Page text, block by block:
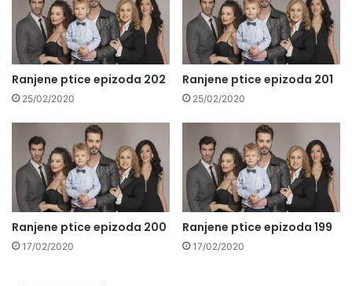
Ranjene ptice epizoda 202
25/02/2020
Ranjene ptice epizoda 201
25/02/2020
Ranjene ptice epizoda 200
17/02/2020
Ranjene ptice epizoda 199
17/02/2020